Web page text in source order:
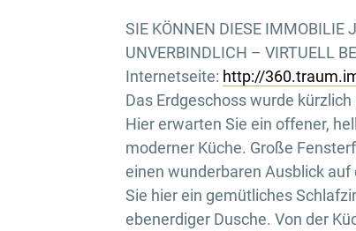
SIE KÖNNEN DIESE IMMOBILIE
UNVERBINDLICH – VIRTUELL
Internetseite: http://
Das Erdgeschoss wurde
Hier erwarten Sie ein offener,
moderner Küche. Große
einen wunderbaren Ausblick
Sie hier ein gemütliches
ebenerdiger Dusche. Von der